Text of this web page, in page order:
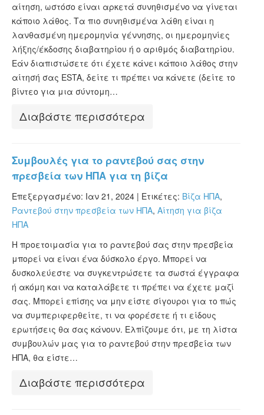
αίτηση, ωστόσο είναι αρκετά συνηθισμένο να γίνεται
κάποιο λάθος. Τα πιο συνηθισμένα λάθη είναι η
λανθασμένη ημερομηνία γέννησης, οι ημερομηνίες
λήξης/έκδοσης διαβατηρίου ή ο αριθμός διαβατηρίου.
Εάν διαπιστώσετε ότι έχετε κάνει κάποιο λάθος στην
αίτησή σας ESTA, δείτε τι πρέπει να κάνετε (δείτε το
βίντεο για μια σύντομη…
Διαβάστε περισσότερα
Συμβουλές για το ραντεβού σας στην
πρεσβεία των ΗΠΑ για τη βίζα
Επεξεργασμένο: Ιαν 21, 2024 | Ετικέτες: Βίζα ΗΠΑ,
Ραντεβού στην πρεσβεία των ΗΠΑ, Αίτηση για βίζα
ΗΠΑ
Η προετοιμασία για το ραντεβού σας στην πρεσβεία
μπορεί να είναι ένα δύσκολο έργο. Μπορεί να
δυσκολεύεστε να συγκεντρώσετε τα σωστά έγγραφα
ή ακόμη και να καταλάβετε τι πρέπει να έχετε μαζί
σας. Μπορεί επίσης να μην είστε σίγουροι για το πώς
να συμπεριφερθείτε, τι να φορέσετε ή τι είδους
ερωτήσεις θα σας κάνουν. Ελπίζουμε ότι, με τη λίστα
συμβουλών μας για το ραντεβού στην πρεσβεία των
ΗΠΑ, θα είστε…
Διαβάστε περισσότερα